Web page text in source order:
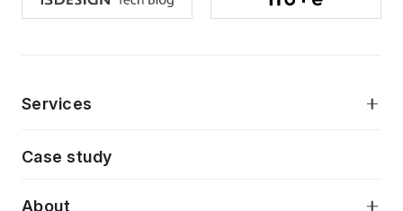
Services
AI駆動開発支援
デジタルプロダクトデザイン
Case study
About